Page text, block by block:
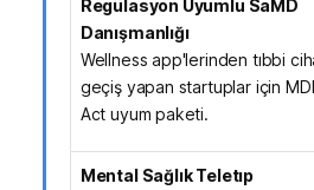
Regülasyon Uyumlu SaMD
Danışmanlığı
Wellness app'lerinden tıbbi
geçiş yapan startuplar için
Act uyum paketi.
Mental Sağlık Teletıp